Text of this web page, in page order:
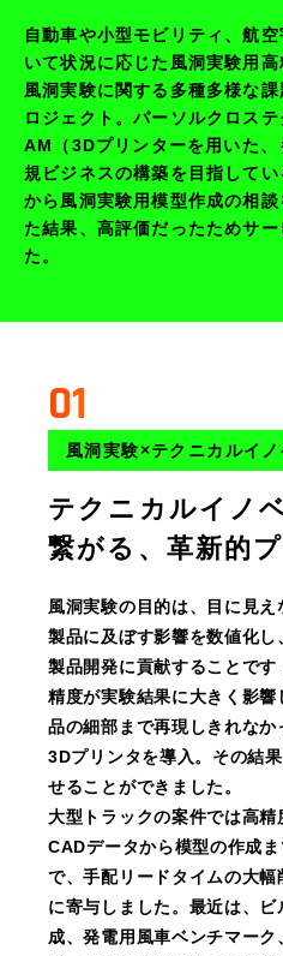
自動車や小型モビリティ、航
いて状況に応じた風洞実験用高
風洞実験に関する多種多様な
ロジェクト。パーソルクロステ
AM（3Dプリンターを用いた
規ビジネスの構築を目指して
から風洞実験用模型作成の相
た結果、高評価だったためサ
た。
01
風洞実験×テクニカルイ
テクニカルイノ
繋がる、革新的
風洞実験の目的は、目に見
製品に及ぼす影響を数値化
製品開発に貢献することで
精度が実験結果に大きく影
品の細部まで再現しきれな
3Dプリンタを導入。その結
せることができました。
大型トラックの案件では高精
CADデータから模型の作成
で、手配リードタイムの大
に寄与しました。最近は、
成、発電用風車ベンチマー